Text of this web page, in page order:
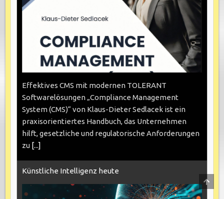
Effektives CMS mit modernen TOLERANT
Softwarelösungen „Compliance Management
System (CMS)“ von Klaus-Dieter Sedlacek ist ein
praxisorientiertes Handbuch, das Unternehmen
hilft, gesetzliche und regulatorische Anforderungen
zu [...]
Künstliche Intelligenz heute
TO